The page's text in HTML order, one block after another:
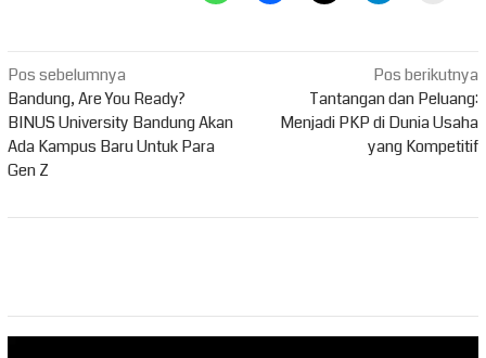
Navigasi
pos
Pos sebelumnya
Bandung, Are You Ready?
BINUS University Bandung Akan
Ada Kampus Baru Untuk Para
Gen Z
Pos berikutnya
Tantangan dan Peluang:
Menjadi PKP di Dunia Usaha
yang Kompetitif